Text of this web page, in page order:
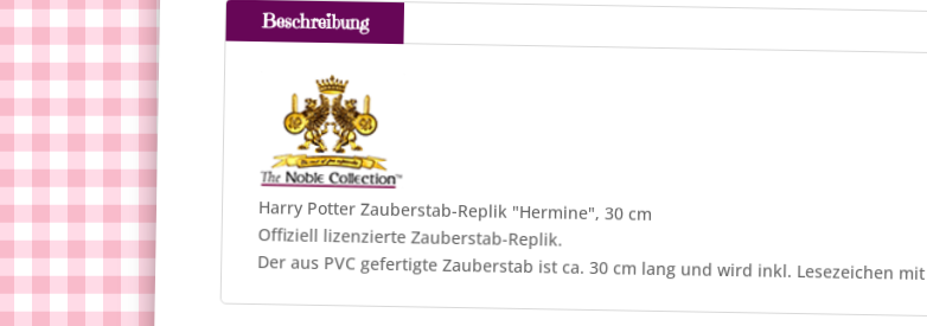
Beschreibung
Harry Potter Zauberstab-Replik "Hermine", 30 cm
Offiziell lizenzierte Zauberstab-Replik.
Der aus PVC gefertigte Zauberstab ist ca. 30 cm lang und wird inkl. Lesezeichen